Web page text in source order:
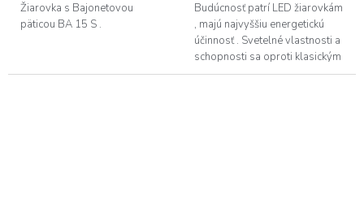
Žiarovka s Bajonetovou
päticou BA 15 S .
Budúcnosť patrí LED žiarovkám
, majú najvyššiu energetickú
účinnosť . Svetelné vlastnosti a
schopnosti sa oproti klasickým
žiarovkám mimoriadne zvýšili.